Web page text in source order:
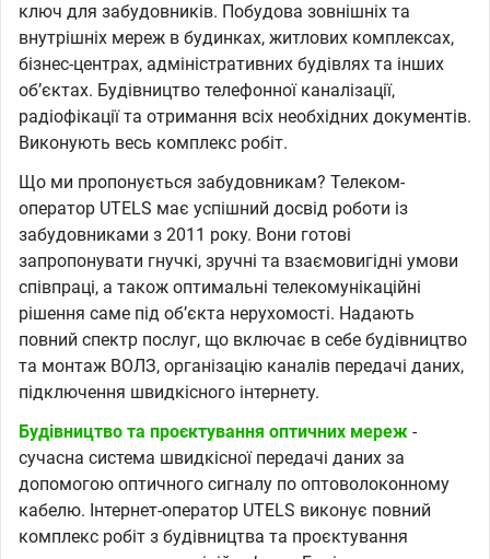
ключ для забудовників. Побудова зовнішніх та
внутрішніх мереж в будинках, житлових комплексах,
бізнес-центрах, адміністративних будівлях та інших
обʼєктах. Будівництво телефонної каналізації,
радіофікації та отримання всіх необхідних документів.
Виконують весь комплекс робіт.
Що ми пропонується забудовникам? Телеком-
оператор UTELS має успішний досвід роботи із
забудовниками з 2011 року. Вони готові
запропонувати гнучкі, зручні та взаємовигідні умови
співпраці, а також оптимальні телекомунікаційні
рішення саме під об’єкта нерухомості. Надають
повний спектр послуг, що включає в себе будівництво
та монтаж ВОЛЗ, організацію каналів передачі даних,
підключення швидкісного інтернету.
Будівництво та проєктування оптичних мереж -
сучасна система швидкісної передачі даних за
допомогою оптичного сигналу по оптоволоконному
кабелю. Інтернет-оператор UTELS виконує повний
комплекс робіт з будівництва та проєктування